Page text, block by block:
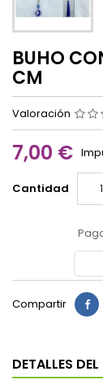
BUHO
CM
Valoración
7,00 €
Cantidad
Compartir
DETALLES